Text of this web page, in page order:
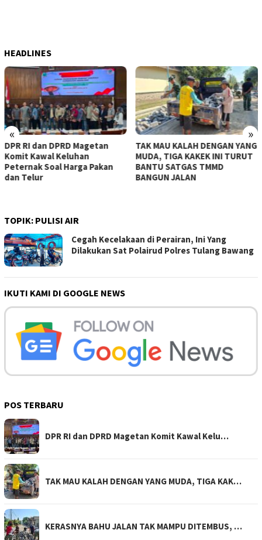
HEADLINES
« »
TAK MAU KALAH DENGAN YANG
MUDA, TIGA KAKEK INI TURUT
BANTU SATGAS TMMD
BANGUN JALAN
KERASNYA BAHU JALAN TAK
MAMPU DITEMBUS, SATGAS
TMMD KE-129 KERAHKAN
MESIN-MESIN BOR
TOPIK: PULISI AIR
Cegah Kecelakaan di Perairan, Ini Yang
Dilakukan Sat Polairud Polres Tulang Bawang
IKUTI KAMI DI GOOGLE NEWS
POS TERBARU
DPR RI dan DPRD Magetan Komit Kawal Kelu…
TAK MAU KALAH DENGAN YANG MUDA, TIGA KAK…
KERASNYA BAHU JALAN TAK MAMPU DITEMBUS, …